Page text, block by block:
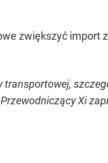
zwiększyć import
Xi